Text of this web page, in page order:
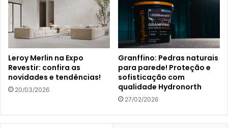
Leroy Merlin na Expo
Revestir: confira as
novidades e tendências!
20/03/2026
Granffino: Pedras naturais
para parede! Proteção e
sofisticação com
qualidade Hydronorth
27/02/2026